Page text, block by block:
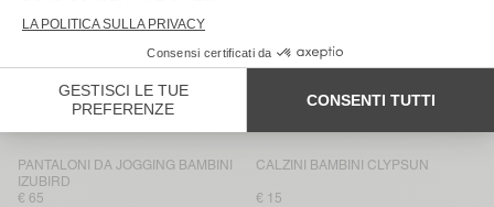
IZUBIRD
NOVITÀ
PANTALONI DA JOGGING BAMBINI
PANTALONI DA JOGGING BAMBINI
IZUBIRD
€ 65
CALZINI BAMBINI CLYPSUN
€ 15